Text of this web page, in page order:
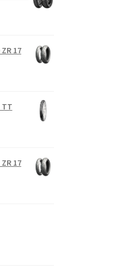
17
TT
17